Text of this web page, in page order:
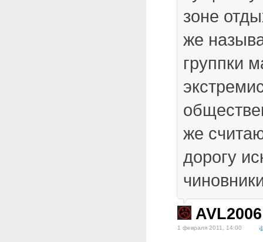
зоне
же
группки
же
дорогу
AVL2006
1 февраля 2011, 14:00